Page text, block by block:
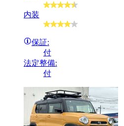
内装
保証:
付
法定整備:
付